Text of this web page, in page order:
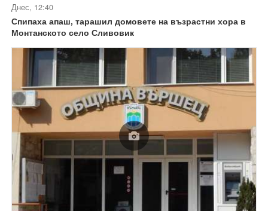
Днес, 12:40
Спипаха апаш, тарашил домовете на възрастни хора в
Монтанското село Сливовик